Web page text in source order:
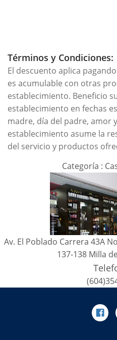
Términos y Condiciones:
El descuento aplica
es acumulable con otras
establecimiento. Beneficio
establecimiento en fechas
madre, día del padre, amor
establecimiento asume la
del servicio y productos
Categoría :
Av. El Poblado Carrera 43A
137-138 Milla